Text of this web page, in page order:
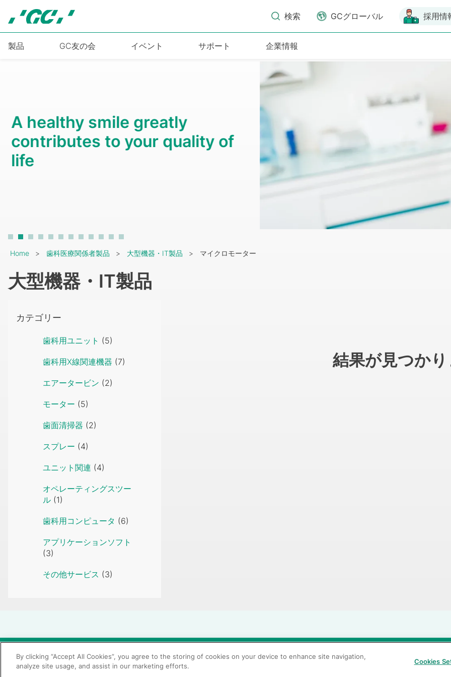
検索 GCグローバル 採用情
製品 GC友の会 イベント サポート 企業情報
第6回国際歯科シンポジウム
2026年10月3日(土)～4日(日)
Breadcrumb
Home 歯科医療関係者製品 大型機器・IT製品 マイクロモーター
大型機器・IT製品
カテゴリー
歯科用ユニット (5)
歯科用X線関連機器 (7)
エアータービン (2)
モーター (5)
歯面清掃器 (2)
スプレー (4)
ユニット関連 (4)
オペレーティングスツー
ル (1)
歯科用コンピュータ (6)
アプリケーションソフト
(3)
その他サービス (3)
結果が見つか
© 2026 GC Corp. 無断転載禁止 お問い合わせ 当サイトの利用条件 個人情報保護方針
By clicking “Accept All Cookies”, you agree to the storing of cookies on your device to enhance site navigation,
analyze site usage, and assist in our marketing efforts.
Cookies